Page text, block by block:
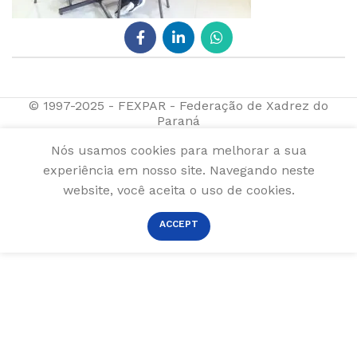
© 1997-2025 - FEXPAR - Federação de Xadrez do
Paraná
Nós usamos cookies para melhorar a sua
experiência em nosso site. Navegando neste
website, você aceita o uso de cookies.
ACCEPT